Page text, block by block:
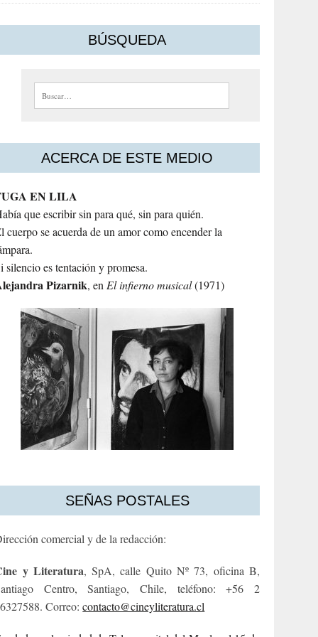
BÚSQUEDA
Buscar:
ACERCA DE ESTE MEDIO
EN LILA
que escribir sin para qué, sin para quién.
cuerpo se acuerda de un amor como encender la
silencio es tentación y promesa.
Pizarnik, enEl infierno musical(1971)
SEÑAS POSTALES
comercial y de la redacción:
y Literatura, SpA, calle Quito Nº 73, oficina B,
Centro, Santiago, Chile, teléfono: +56 2
Correo:contacto@cineyliteratura.cl